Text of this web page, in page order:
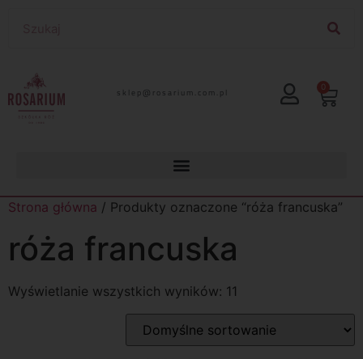
lp.moc.muirasor@pelks 0
Strona główna / Produkty oznaczone “róża francuska”
róża francuska
Wyświetlanie wszystkich wyników: 11